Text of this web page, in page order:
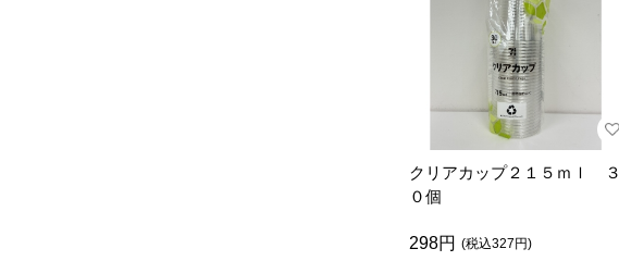
クリアカップ２１５ｍｌ ３
０個
298円 (税込327円)